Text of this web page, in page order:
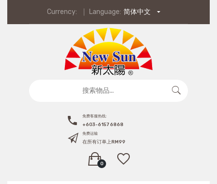
Currency: Language: 简体中文
免费客服热线:
+603-6157 6868
免费运输
在所有订单上RM99
0